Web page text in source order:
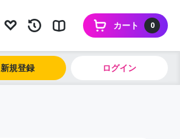
0
カート
新規登録 ログイン